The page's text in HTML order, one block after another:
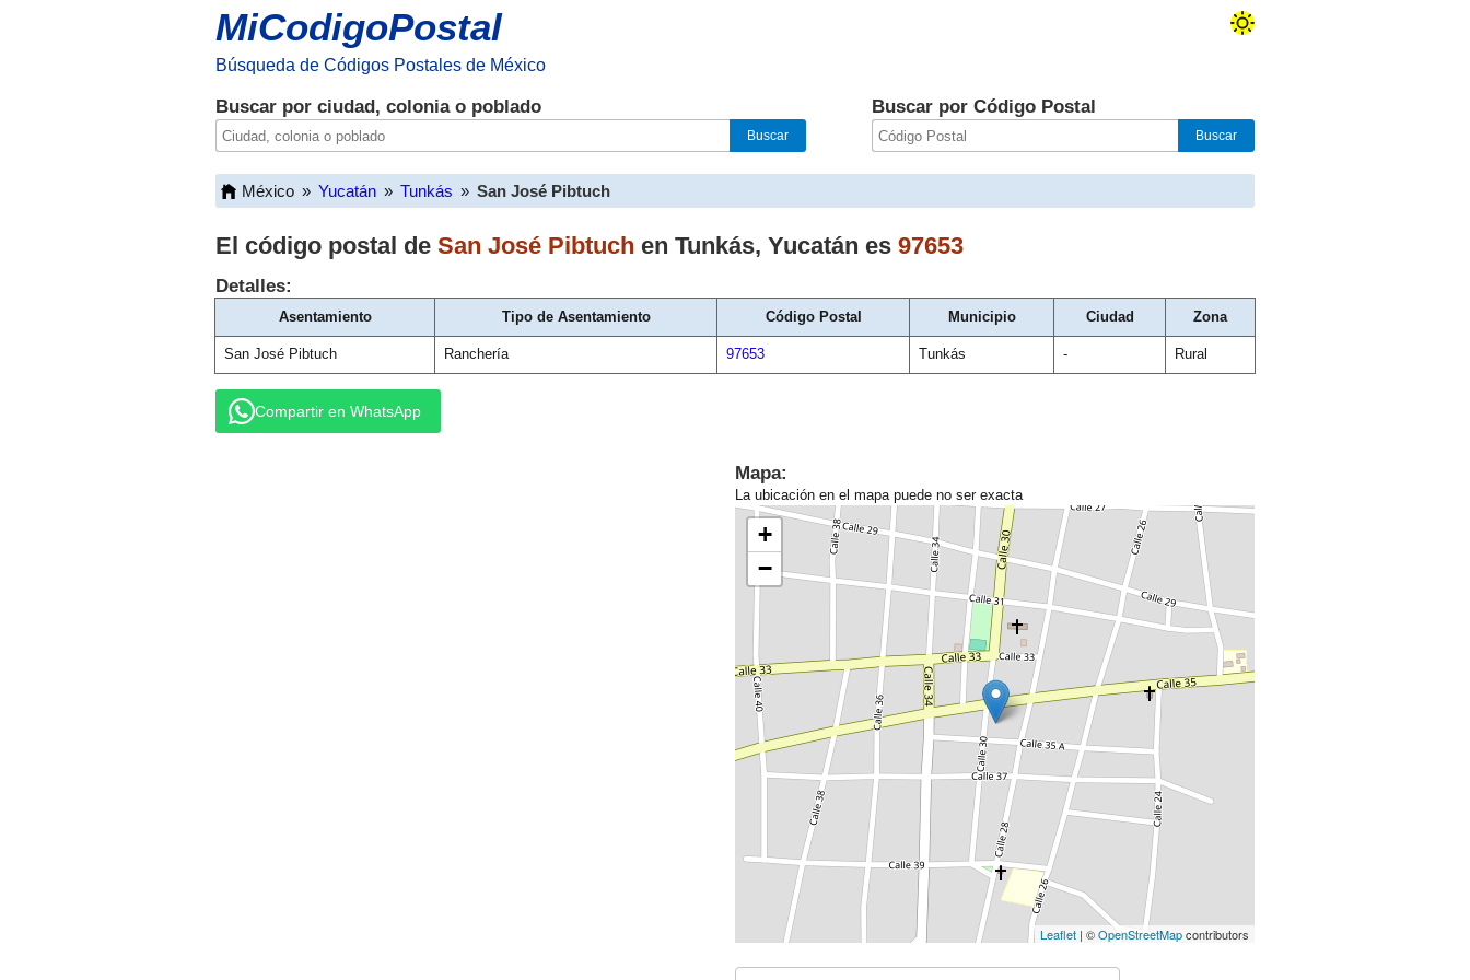
MiCodigoPostal
Búsqueda de Códigos Postales de México
Buscar por ciudad, colonia o poblado Buscar por Código Postal
México » Yucatán » Tunkás » San José Pibtuch
El código postal de San José Pibtuch en Tunkás, Yucatán es 97653
Detalles:
Asentamiento Tipo de Asentamiento Código Postal Municipio Ciudad Zona
San José Pibtuch Ranchería 97653 Tunkás - Rural
Compartir en WhatsApp
Mapa:
La ubicación en el mapa puede no ser exacta
+
−
Leaflet | ©OpenStreetMapcontributors